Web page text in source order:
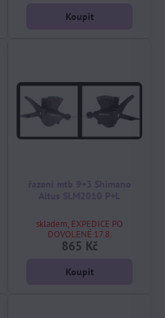
Koupit
skladem, EXPEDICE PO
DOVOLENÉ 17.8.
865 Kč
Koupit